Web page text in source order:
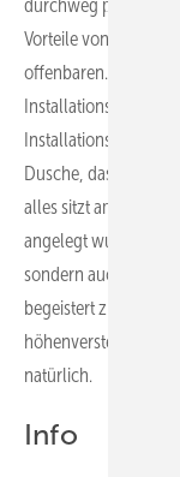
durchweg positiv.
Vorteile von One
offenbaren. Denn
Installationssysteme
Dusche, das WC
alles sitzt am Schluss
angelegt wurde. Das
sondern auch den
begeistert zurück,
höhenverstellbaren
natürlich.
Info